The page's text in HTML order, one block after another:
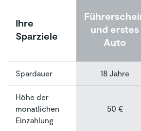
einem Alter von 90 Jahren
Kind aufbauen. Das Alter des
uns wichtig, um festzulegen,
mindestens sparen sollten.
wir uns am 18. Geburtstag des
diesem Zeitpunkt kann das
mit Ihrer Zustimmung
weitersparen.
Ihre
Sparziele
und erstes
Auto
Spardauer 18 Jahre
Höhe der
monatlichen
Einzahlung
50 €